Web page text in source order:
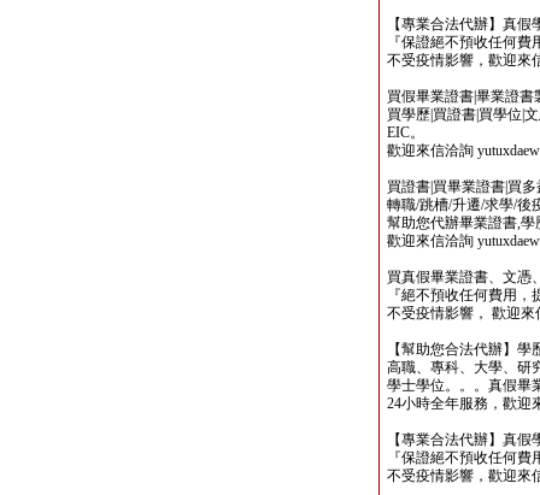
【專業合法代辦】真
『保證絕不預收任何
不受疫情影響，歡迎來
買假畢業證書|畢業證書
買學歷|買證書|買學位|
EIC。
歡迎來信洽詢
買證書|買畢業證書|買多
轉職/跳槽/升遷/求學/後
幫助您代辦畢業證書,學
歡迎來信洽詢
買真假畢業證書、文憑
『絕不預收任何費用
不受疫情影響， 歡迎來
【幫助您合法代辦】
高職、專科、大學、研
學士學位。。。真假畢
24小時全年服務，歡迎
【專業合法代辦】真
『保證絕不預收任何
不受疫情影響，歡迎來